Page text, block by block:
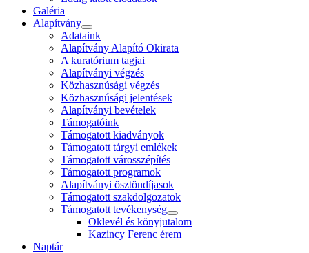
Galéria
Alapítvány
Adataink
Alapítvány Alapító Okirata
A kuratórium tagjai
Alapítványi végzés
Közhasznúsági végzés
Közhasznúsági jelentések
Alapítványi bevételek
Támogatóink
Támogatott kiadványok
Támogatott tárgyi emlékek
Támogatott városszépítés
Támogatott programok
Alapítványi ösztöndíjasok
Támogatott szakdolgozatok
Támogatott tevékenység
Oklevél és könyjutalom
Kazincy Ferenc érem
Naptár